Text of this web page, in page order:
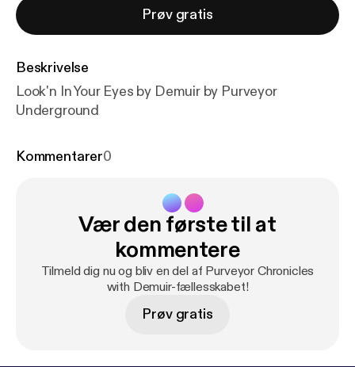
Prøv gratis
Beskrivelse
Look'n In Your Eyes by Demuir by Purveyor
Underground
Kommentarer0
Vær den første til at
kommentere
Tilmeld dig nu og bliv en del af Purveyor Chronicles
with Demuir-fællesskabet!
Prøv gratis